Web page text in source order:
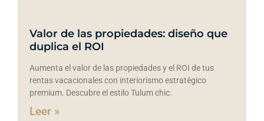
Valor de las propiedades: diseño que
duplica el ROI
Aumenta el valor de las propiedades y el ROI de tus
rentas vacacionales con interiorismo estratégico
premium. Descubre el estilo Tulum chic.
Leer »